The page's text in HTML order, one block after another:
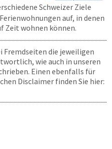
Schweizer Ziele
auf, in denen
Zeit wohnen können.
Fremdseiten die jeweiligen
wie auch in unseren
Einen ebenfalls für
Disclaimer finden Sie hier: